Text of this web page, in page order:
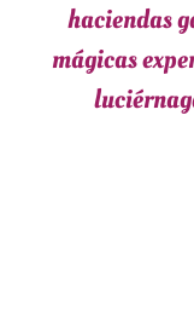
haciendas
mágicas